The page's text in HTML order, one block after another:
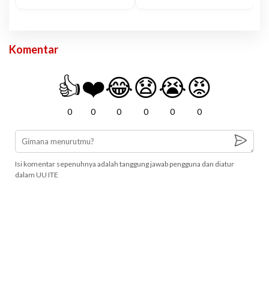
Komentar
👍
0
❤️
0
😂
0
😧
0
😭
0
😡
0
Isi komentar sepenuhnya adalah tanggung jawab pengguna dan diatur
dalam UU ITE